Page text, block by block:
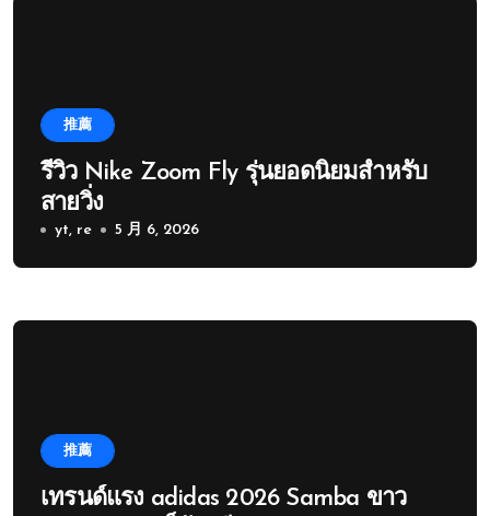
推薦
รีวิว Nike Zoom Fly รุ่นยอดนิยมสำหรับ
สายวิ่ง
yt, re 5 月 6, 2026
推薦
เทรนด์แรง adidas 2026 Samba ขาว